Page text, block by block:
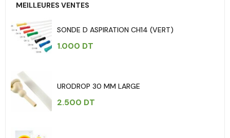
MEILLEURES VENTES
SONDE D ASPIRATION CH14 (VERT)
1.000 DT
URODROP 30 MM LARGE
2.500 DT